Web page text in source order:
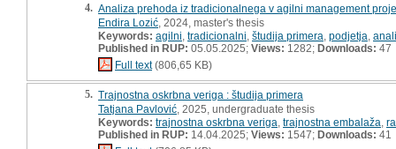
4. Analiza prehoda iz tradicionalnega v agilni management
Endira Lozić , 2024, master's thesis
Keywords: agilni tradicionalni študija primera podjetja
Published in RUP: 05.05.2025; Views: 1282; Downloads: 47
Full text(806,65 KB)
5. Trajnostna oskrbna veriga : študija primera
Tatjana Pavlović , 2025, undergraduate thesis
Keywords: trajnostna oskrbna veriga trajnostna embalaža
Published in RUP: 14.04.2025; Views: 1547; Downloads: 41